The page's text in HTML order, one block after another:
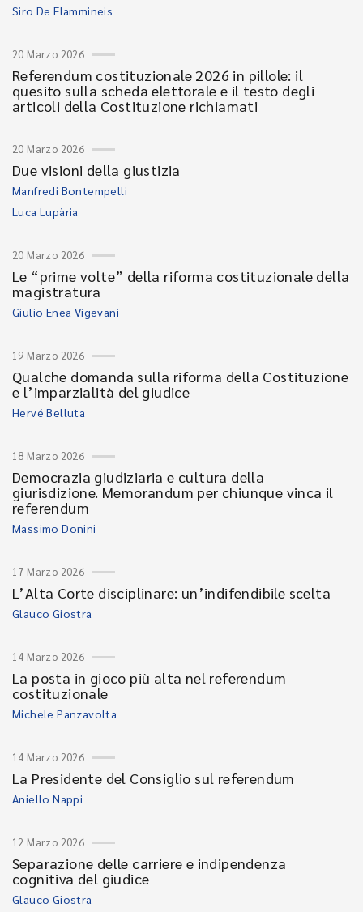
Siro De Flammineis
20 Marzo 2026
Referendum costituzionale 2026 in pillole: il
quesito sulla scheda elettorale e il testo degli
articoli della Costituzione richiamati
20 Marzo 2026
Due visioni della giustizia
Manfredi Bontempelli
Luca Lupària
20 Marzo 2026
Le “prime volte” della riforma costituzionale della
magistratura
Giulio Enea Vigevani
19 Marzo 2026
Qualche domanda sulla riforma della Costituzione
e l’imparzialità del giudice
Hervé Belluta
18 Marzo 2026
Democrazia giudiziaria e cultura della
giurisdizione. Memorandum per chiunque vinca il
referendum
Massimo Donini
17 Marzo 2026
L’Alta Corte disciplinare: un’indifendibile scelta
Glauco Giostra
14 Marzo 2026
La posta in gioco più alta nel referendum
costituzionale
Michele Panzavolta
14 Marzo 2026
La Presidente del Consiglio sul referendum
Aniello Nappi
12 Marzo 2026
Separazione delle carriere e indipendenza
cognitiva del giudice
Glauco Giostra